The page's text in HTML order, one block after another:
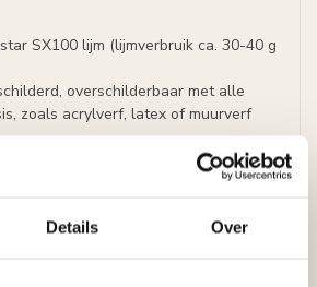
Details Over
SX100 lijm (lijmverbruik ca. 30-40 g
overschilderbaar met alle
zoals acrylverf, latex of muurverf